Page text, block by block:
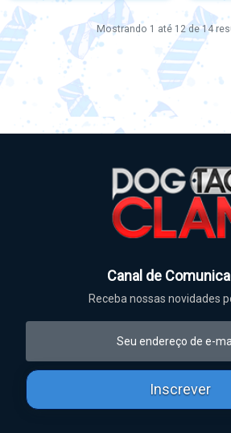
Mostrando 1 até 12de14
Canal de
Receba nossas novidades
Inscrever